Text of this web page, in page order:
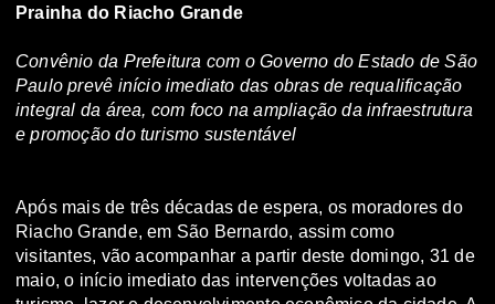
Prainha do Riacho Grande
Convênio da Prefeitura com o Governo do Estado de São
Paulo prevê início imediato das obras de requalificação
integral da área, com foco na ampliação da infraestrutura
e promoção do turismo sustentável
Após mais de três décadas de espera, os moradores do
Riacho Grande, em São Bernardo, assim como
visitantes, vão acompanhar a partir deste domingo, 31 de
maio, o início imediato das intervenções voltadas ao